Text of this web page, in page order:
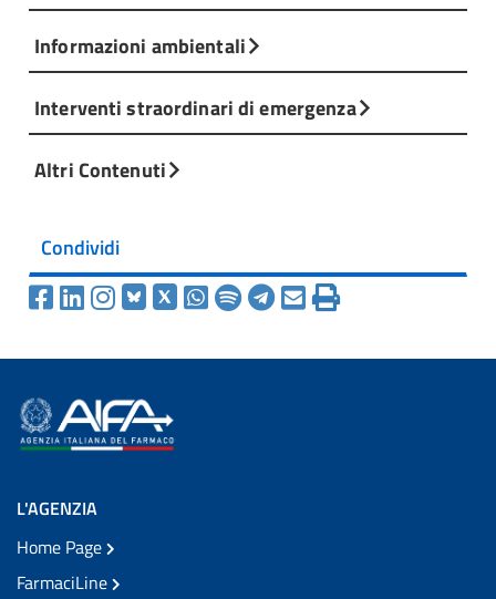
Informazioni ambientali
Interventi straordinari di emergenza
Altri Contenuti
Condividi
L'AGENZIA
Home Page
FarmaciLine